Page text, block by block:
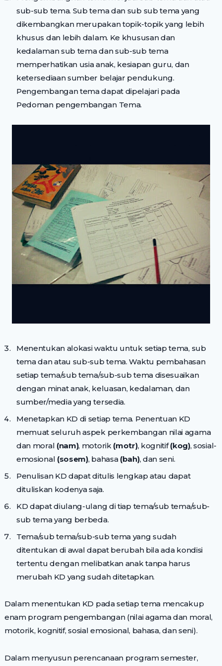
sub-sub tema. Sub tema dan sub sub tema yang
dikembangkan merupakan topik-topik yang lebih
khusus dan lebih dalam. Ke khususan dan
kedalaman sub tema dan sub-sub tema
memperhatikan usia anak, kesiapan guru, dan
ketersediaan sumber belajar pendukung.
Pengembangan tema dapat dipelajari pada
Pedoman pengembangan Tema.
Menentukan alokasi waktu untuk setiap tema, sub
tema dan atau sub-sub tema. Waktu pembahasan
setiap tema/sub tema/sub-sub tema disesuaikan
dengan minat anak, keluasan, kedalaman, dan
sumber/media yang tersedia.
Menetapkan KD di setiap tema. Penentuan KD
memuat seluruh aspek perkembangan nilai agama
dan moral (nam), motorik (motr), kognitif(kog), sosial-
emosional (sosem), bahasa (bah), dan seni.
Penulisan KD dapat ditulis lengkap atau dapat
dituliskan kodenya saja.
KD dapat diulang-ulang di tiap tema/sub tema/sub-
sub tema yang berbeda.
Tema/sub tema/sub-sub tema yang sudah
ditentukan di awal dapat berubah bila ada kondisi
tertentu dengan melibatkan anak tanpa harus
merubah KD yang sudah ditetapkan.
Dalam menentukan KD pada setiap tema mencakup
enam program pengembangan (nilai agama dan moral,
motorik, kognitif, sosial emosional, bahasa, dan seni).
Dalam menyusun perencanaan program semester,